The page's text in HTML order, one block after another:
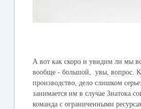
А вот как скоро и увидим ли мы
вообще - большой, увы, вопрос.
производство, дело слишком
занимается им в случае Знатока
команда с ограниченными